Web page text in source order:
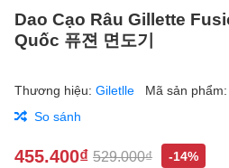
Dao Cạo Râu Gillette
Quốc 퓨젼 면도기
Thương hiệu: Giletlle Mã sản phẩm:
So sánh
455.400₫ 529.000₫
-14%